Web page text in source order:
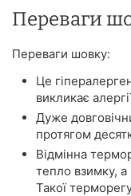
Переваги
Переваги шовку:
Це
викликає
Дуже
протягом
Відмінна
тепло взимку,
Такої